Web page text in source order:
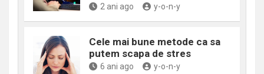
2 ani ago y-o-n-y
Cele mai bune metode ca sa
putem scapa de stres
6 ani ago y-o-n-y